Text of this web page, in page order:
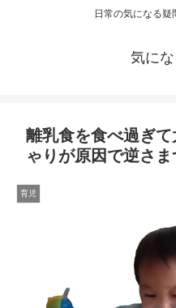
日常の気になる疑
気に
離乳食を食べ過ぎ
ゃりが原因で逆さ
育児